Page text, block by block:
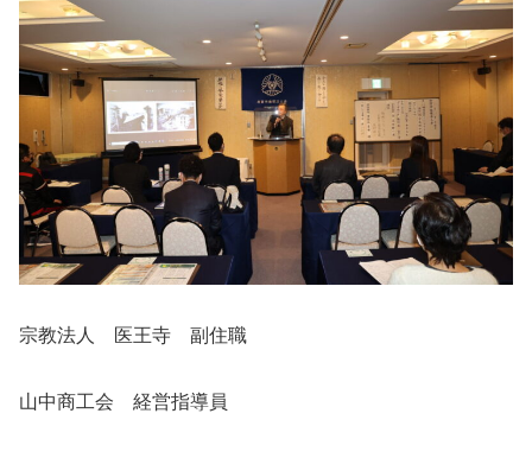
宗教法人 医王寺 副住職
山中商工会 経営指導員